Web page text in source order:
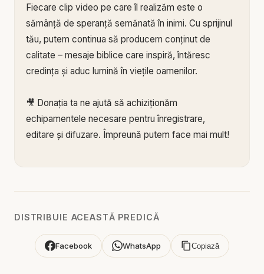
Fiecare clip video pe care îl realizăm este o
sămânță de speranță semănată în inimi. Cu sprijinul
tău, putem continua să producem conținut de
calitate – mesaje biblice care inspiră, întăresc
credința și aduc lumină în viețile oamenilor.
🎥 Donația ta ne ajută să achiziționăm
echipamentele necesare pentru înregistrare,
editare și difuzare. Împreună putem face mai mult!
🌐 Sau pe:https://BIBLIAZILNICA.RO
DISTRIBUIE ACEASTĂ PREDICĂ
Facebook WhatsApp Copiază